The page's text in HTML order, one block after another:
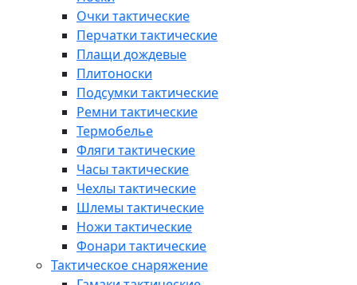
Очки тактические
Перчатки тактические
Плащи дождевые
Плитоноски
Подсумки тактические
Ремни тактические
Термобелье
Фляги тактические
Часы тактические
Чехлы тактические
Шлемы тактические
Ножи тактические
Фонари тактические
Тактическое снаряжение